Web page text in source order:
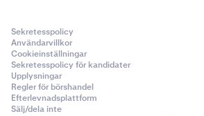
Sekretesspolicy
Användarvillkor
Cookieinställningar
Sekretesspolicy för kandidater
Upplysningar
Regler för börshandel
Efterlevnadsplattform
Sälj/dela inte